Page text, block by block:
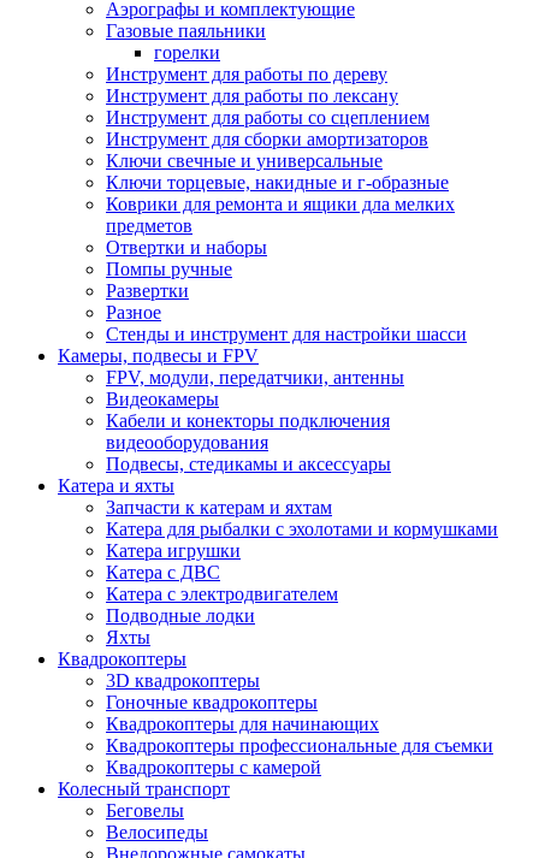
Аэрографы и комплектующие
Газовые паяльники
горелки
Инструмент для работы по дереву
Инструмент для работы по лексану
Инструмент для работы со сцеплением
Инструмент для сборки амортизаторов
Ключи свечные и универсальные
Ключи торцевые, накидные и г-образные
Коврики для ремонта и ящики дла мелких
предметов
Отвертки и наборы
Помпы ручные
Развертки
Разное
Стенды и инструмент для настройки шасси
Камеры, подвесы и FPV
FPV, модули, передатчики, антенны
Видеокамеры
Кабели и конекторы подключения
видеооборудования
Подвесы, стедикамы и аксессуары
Катера и яхты
Запчасти к катерам и яхтам
Катера для рыбалки с эхолотами и кормушками
Катера игрушки
Катера с ДВС
Катера с электродвигателем
Подводные лодки
Яхты
Квадрокоптеры
3D квадрокоптеры
Гоночные квадрокоптеры
Квадрокоптеры для начинающих
Квадрокоптеры профессиональные для съемки
Квадрокоптеры с камерой
Колесный транспорт
Беговелы
Велосипеды
Внедорожные самокаты